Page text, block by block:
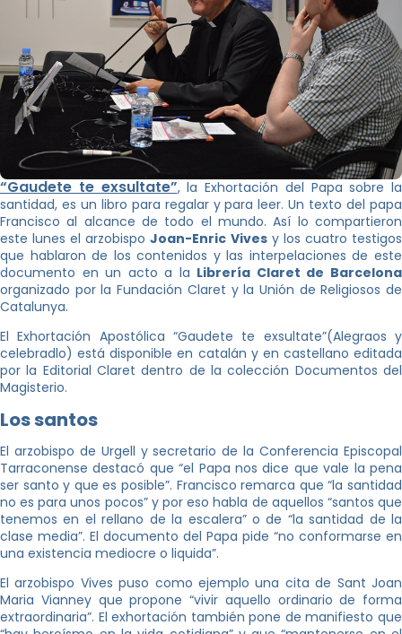
“Gaudete te exsultate”, la Exhortación del Papa sobre la
santidad, es un libro para regalar y para leer. Un texto del papa
Francisco al alcance de todo el mundo. Así lo compartieron
este lunes el arzobispoJoan-Enric Vivesy los cuatro testigos
que hablaron de los contenidos y las interpelaciones de este
documento en un acto a la Librería Claret de Barcelona
organizado por la Fundación Claret y la Unión de Religiosos de
Catalunya.
El Exhortación Apostólica “Gaudete te exsultate”(Alegraos y
celebradlo) está disponible en catalán y en castellano editada
por la Editorial Claret dentro de la colección Documentos del
Magisterio.
Los santos
El arzobispo de Urgell y secretario de la Conferencia Episcopal
Tarraconense destacó que “el Papa nos dice que vale la pena
ser santo y que es posible”. Francisco remarca que “la santidad
no es para unos pocos” y por eso habla de aquellos “santos que
tenemos en el rellano de la escalera” o de “la santidad de la
clase media”. El documento del Papa pide “no conformarse en
una existencia mediocre o liquida”.
El arzobispo Vives puso como ejemplo una cita de Sant Joan
Maria Vianney que propone “vivir aquello ordinario de forma
extraordinaria”. El exhortación también pone de manifiesto que